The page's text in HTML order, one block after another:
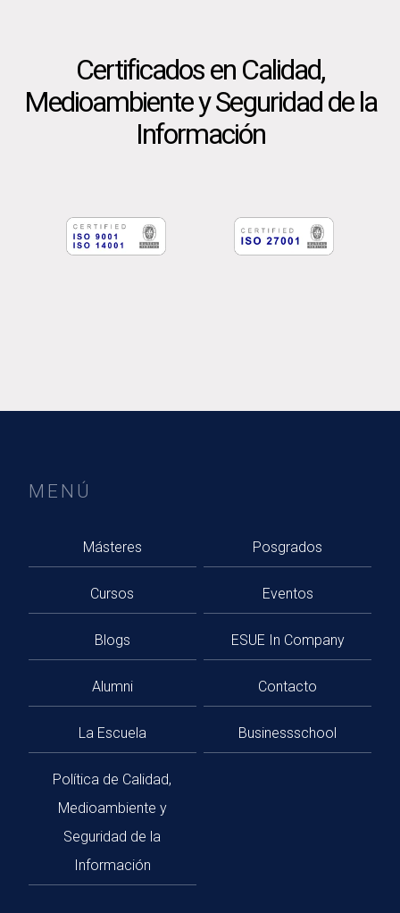
Certificados en Calidad,
Medioambiente y Seguridad de la
Información
MENÚ
Másteres Posgrados
Cursos Eventos
Blogs ESUE In Company
Alumni Contacto
La Escuela Businessschool
Política de Calidad,
Medioambiente y
Seguridad de la
Información